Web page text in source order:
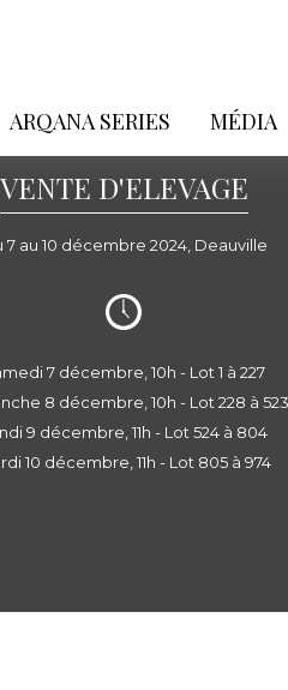
ARQANA SERIES MÉDIA
VENTE D'ELEVAGE
7 au 10 décembre 2024, Deauville
7 décembre, 10h - Lot 1 à 227
8 décembre, 10h - Lot 228 à 523
9 décembre, 11h - Lot 524 à 804
10 décembre, 11h - Lot 805 à 974